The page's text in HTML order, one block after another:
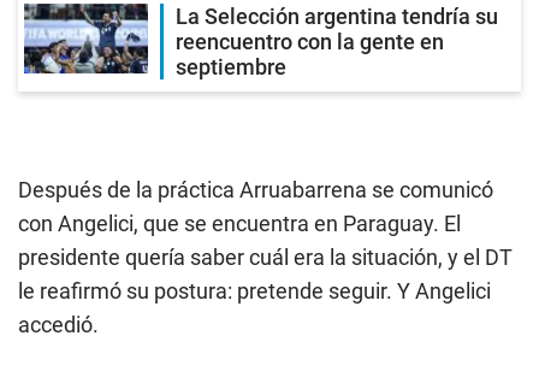
La Selección argentina tendría su
reencuentro con la gente en
septiembre
Después de la práctica Arruabarrena se comunicó
con Angelici, que se encuentra en Paraguay. El
presidente quería saber cuál era la situación, y el DT
le reafirmó su postura: pretende seguir. Y Angelici
accedió.